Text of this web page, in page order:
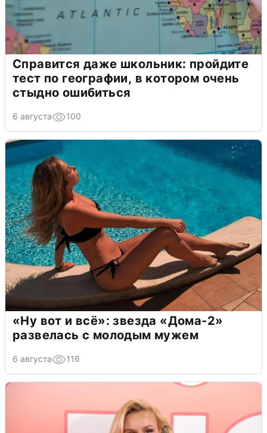
Справится даже школьник: пройдите
тест по географии, в котором очень
стыдно ошибиться
6 августа 100
«Ну вот и всё»: звезда «Дома-2»
развелась с молодым мужем
6 августа 116